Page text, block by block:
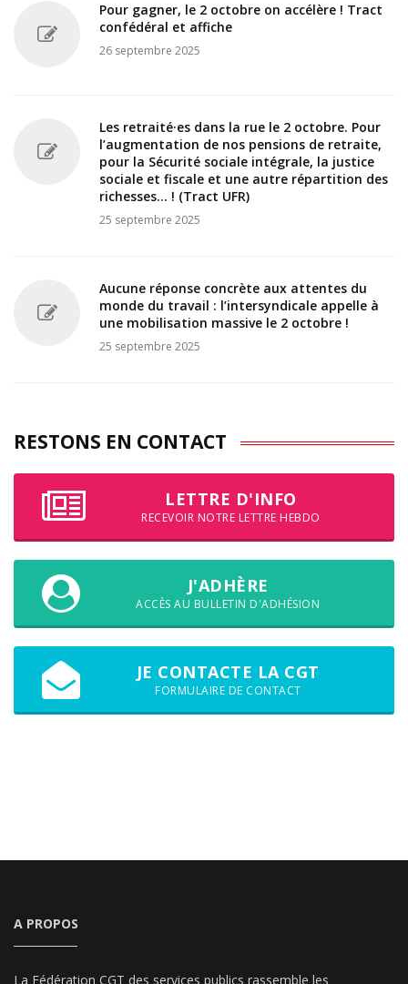
Pour gagner, le 2 octobre on accélère ! Tract
confédéral et affiche
26 septembre 2025
Les retraité·es dans la rue le 2 octobre. Pour
l’augmentation de nos pensions de retraite,
pour la Sécurité sociale intégrale, la justice
sociale et fiscale et une autre répartition des
richesses... ! (Tract UFR)
25 septembre 2025
Aucune réponse concrète aux attentes du
monde du travail : l’intersyndicale appelle à
une mobilisation massive le 2 octobre !
25 septembre 2025
RESTONS EN CONTACT
LETTRE D'INFO
RECEVOIR NOTRE LETTRE HEBDO
J'ADHÈRE
ACCÈS AU BULLETIN D'ADHÉSION
JE CONTACTE LA CGT
FORMULAIRE DE CONTACT
A PROPOS
La Fédération CGT des services publics rassemble les